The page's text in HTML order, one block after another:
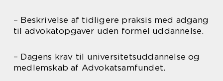
– Beskrivelse af tidligere praksis med adgang
til advokatopgaver uden formel uddannelse.
– Dagens krav til universitetsuddannelse og
medlemskab af Advokatsamfundet.